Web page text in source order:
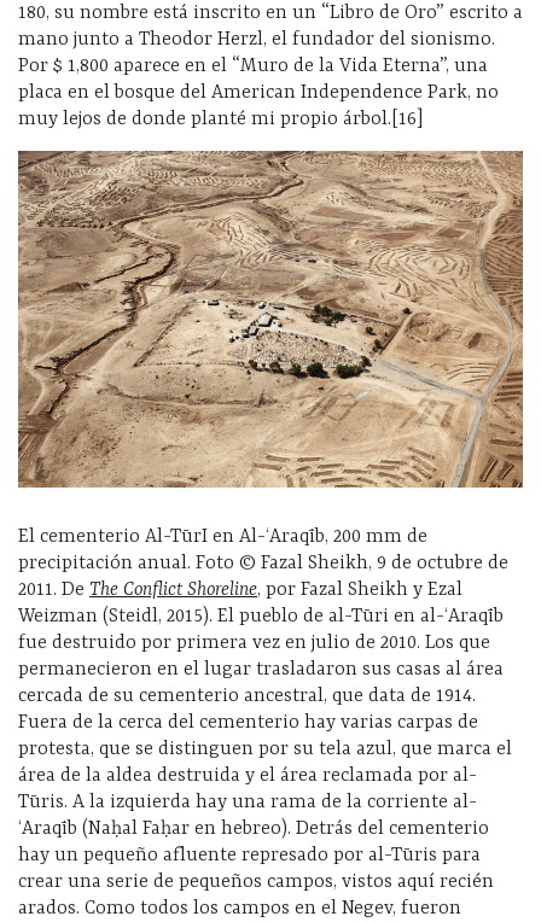
180, su nombre está inscrito en un “Libro de Oro” escrito a
mano junto a Theodor Herzl, el fundador del sionismo.
Por $ 1,800 aparece en el “Muro de la Vida Eterna”, una
placa en el bosque del American Independence Park, no
muy lejos de donde planté mi propio árbol.[16]
El cementerio Al-TūrI en Al-ʻAraqīb, 200 mm de
precipitación anual. Foto © Fazal Sheikh, 9 de octubre de
2011. De The Conflict Shoreline, por Fazal Sheikh y Ezal
Weizman (Steidl, 2015). El pueblo de al-Tūri en al-ʻAraqīb
fue destruido por primera vez en julio de 2010. Los que
permanecieron en el lugar trasladaron sus casas al área
cercada de su cementerio ancestral, que data de 1914.
Fuera de la cerca del cementerio hay varias carpas de
protesta, que se distinguen por su tela azul, que marca el
área de la aldea destruida y el área reclamada por al-
Tūris. A la izquierda hay una rama de la corriente al-
ʻAraqīb (Naḥal Faḥar en hebreo). Detrás del cementerio
hay un pequeño afluente represado por al-Tūris para
crear una serie de pequeños campos, vistos aquí recién
arados. Como todos los campos en el Negev, fueron